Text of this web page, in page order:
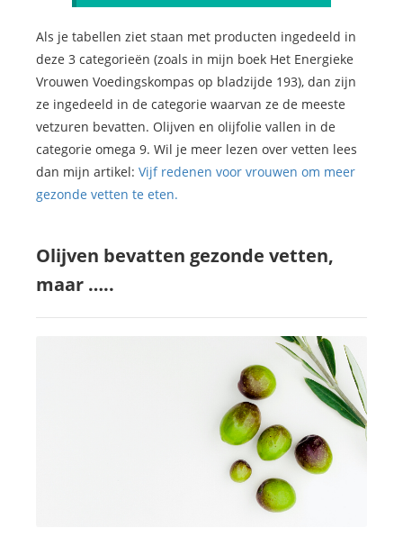
Als je tabellen ziet staan met producten ingedeeld in
deze 3 categorieën (zoals in mijn boek Het Energieke
Vrouwen Voedingskompas op bladzijde 193), dan zijn
ze ingedeeld in de categorie waarvan ze de meeste
vetzuren bevatten. Olijven en olijfolie vallen in de
categorie omega 9. Wil je meer lezen over vetten lees
dan mijn artikel: Vijf redenen voor vrouwen om meer
gezonde vetten te eten.
Olijven bevatten gezonde vetten,
maar …..